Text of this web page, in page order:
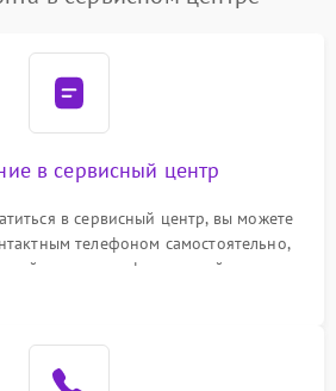
в сервисный центр
в сервисный центр, вы можете
телефоном самостоятельно,
свой номер телефона на сайте